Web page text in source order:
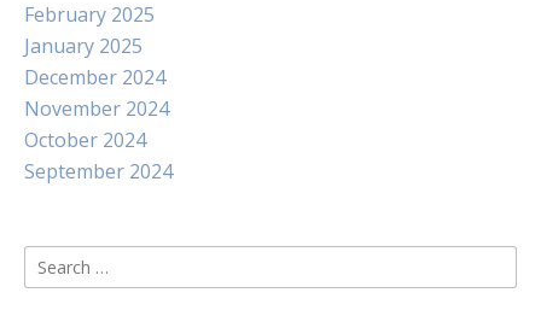
February 2025
January 2025
December 2024
November 2024
October 2024
September 2024
Search
for: